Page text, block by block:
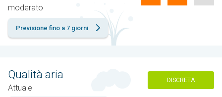
moderato
Previsione fino a 7 giorni
Qualità aria
Attuale
DISCRETA